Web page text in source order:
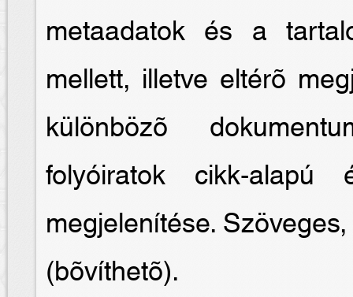
metaadatok és a
mellett, illetve eltérõ
különbözõ
folyóiratok cikk-alapú
megjelenítése.
(bõvíthetõ).